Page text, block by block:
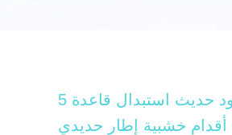
كرسي مكتب أسود حديث استبدال قاعدة 5